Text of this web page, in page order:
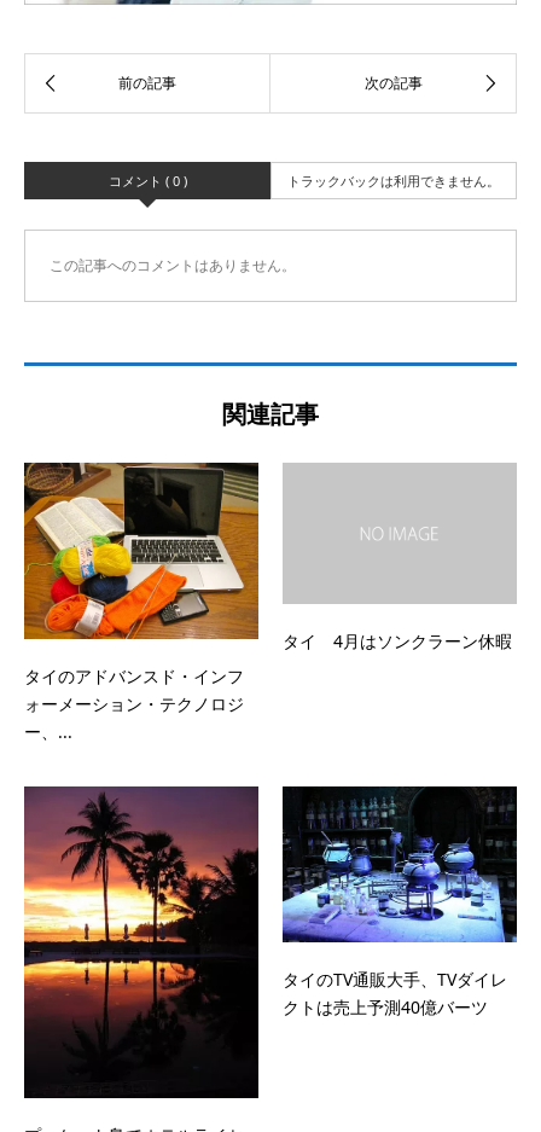
コメント ( 0 ) トラックバックは利用できません。
この記事へのコメントはありません。
関連記事
タイのアドバンスド・インフ
ォーメーション・テクノロジ
ー、...
タイ 4月はソンクラーン休暇
タイのTV通販大手、TVダイレ
クトは売上予測40億バーツ